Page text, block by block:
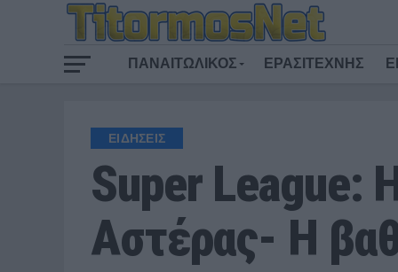
ΠΑΝΑΙΤΩΛΙΚΟΣ ΕΡΑΣΙΤΕΧΝΗΣ
ΕΙΔΗΣΕΙΣ
Super League:
Αστέρας- Η